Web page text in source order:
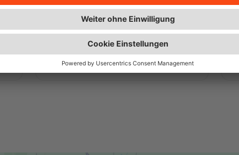
Über 350.000 Immobilienangebote
sowie interessante Ratgeber und
Beiträge.
Zur Wüstenrot Wohnwelt